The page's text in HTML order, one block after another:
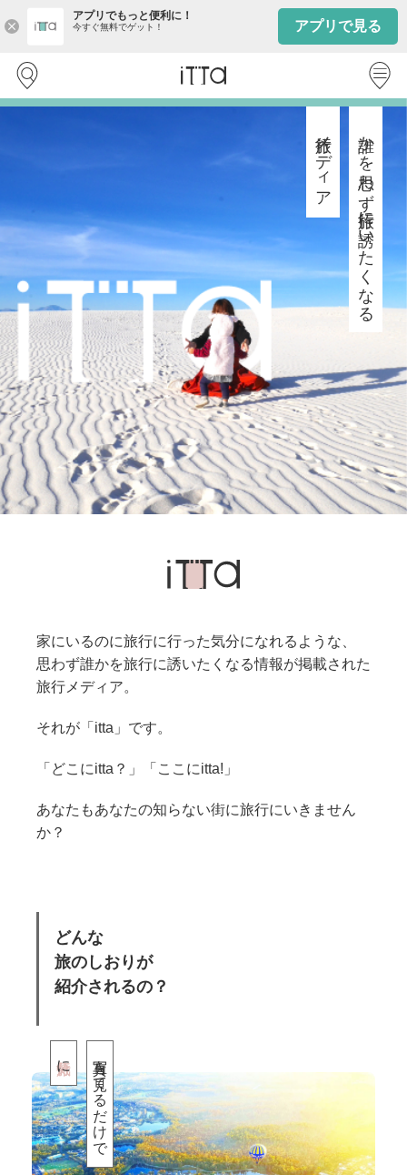
close
アプリでもっと便利に！
今すぐ無料でゲット！ アプリで見る
旅行メディア 誰かを思わず旅行に誘いたくなる
家にいるのに旅行に行った気分になれるような、
思わず誰かを旅行に誘いたくなる情報が掲載された
旅行メディア。
それが「itta」です。
「どこにitta？」「ここにitta!」
あなたもあなたの知らない街に旅行にいきません
か？
どんな
旅のしおりが
紹介されるの？
に 写真を見てるだけで